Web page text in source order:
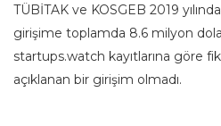
TÜBİTAK ve KOSGEB 2019
girişime toplamda 8.6 milyon
startups.watch kayıtlarına göre
açıklanan bir girişim olmadı.